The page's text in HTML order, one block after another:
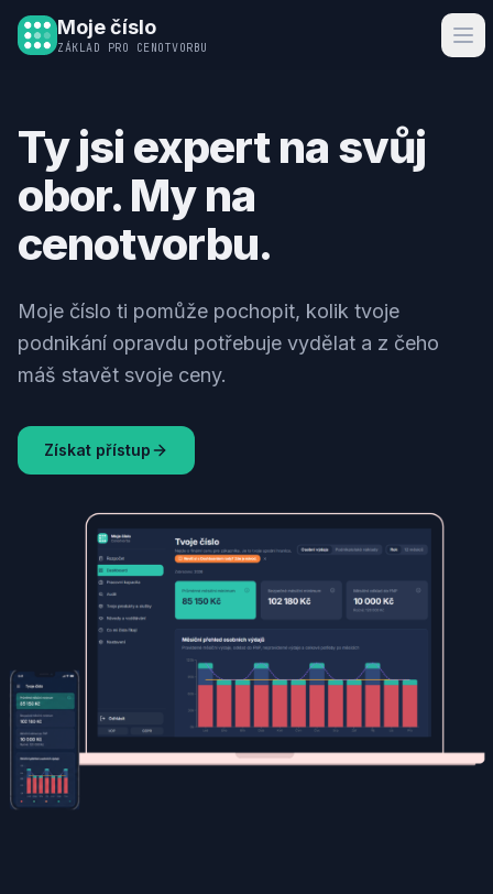
Moje číslo
ZÁKLAD PRO CENOTVORBU
Ty jsi expert na svůj
obor. My na
cenotvorbu.
Moje číslo ti pomůže pochopit, kolik tvoje
podnikání opravdu potřebuje vydělat a z čeho
máš stavět svoje ceny.
Získat přístup